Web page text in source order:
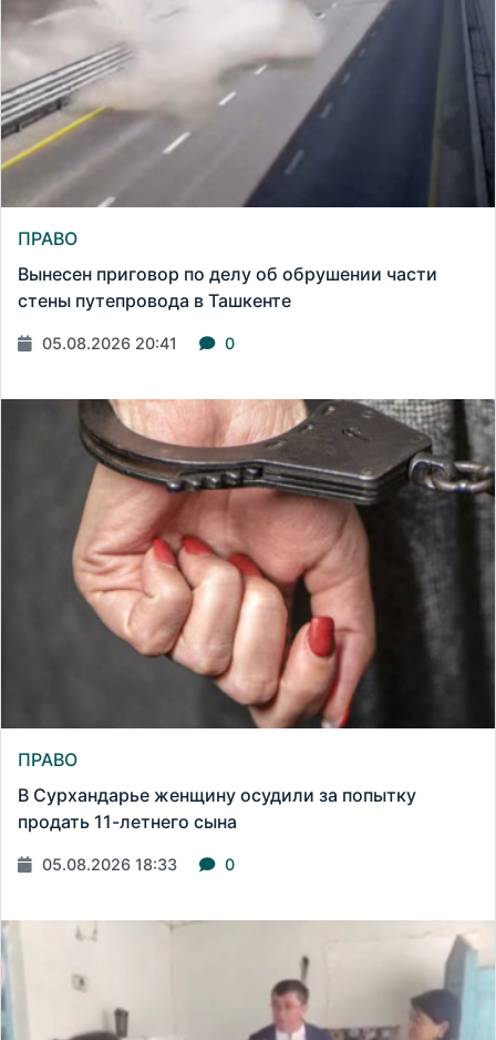
ПРАВО
Вынесен приговор по делу об обрушении части
стены путепровода в Ташкенте
05.08.2026 20:41 0
ПРАВО
В Сурхандарье женщину осудили за попытку
продать 11-летнего сына
05.08.2026 18:33 0